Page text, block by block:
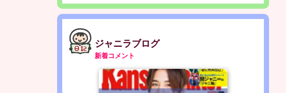
ジャニラブログ
新着コメント